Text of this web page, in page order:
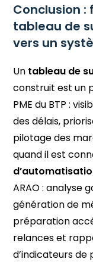
Conclusion
tableau de
vers un
Un tableau de
construit est un
PME du BTP :
des délais,
pilotage des
quand il est
ARAO : analyse
génération de
préparation
relances et
d’indicateurs